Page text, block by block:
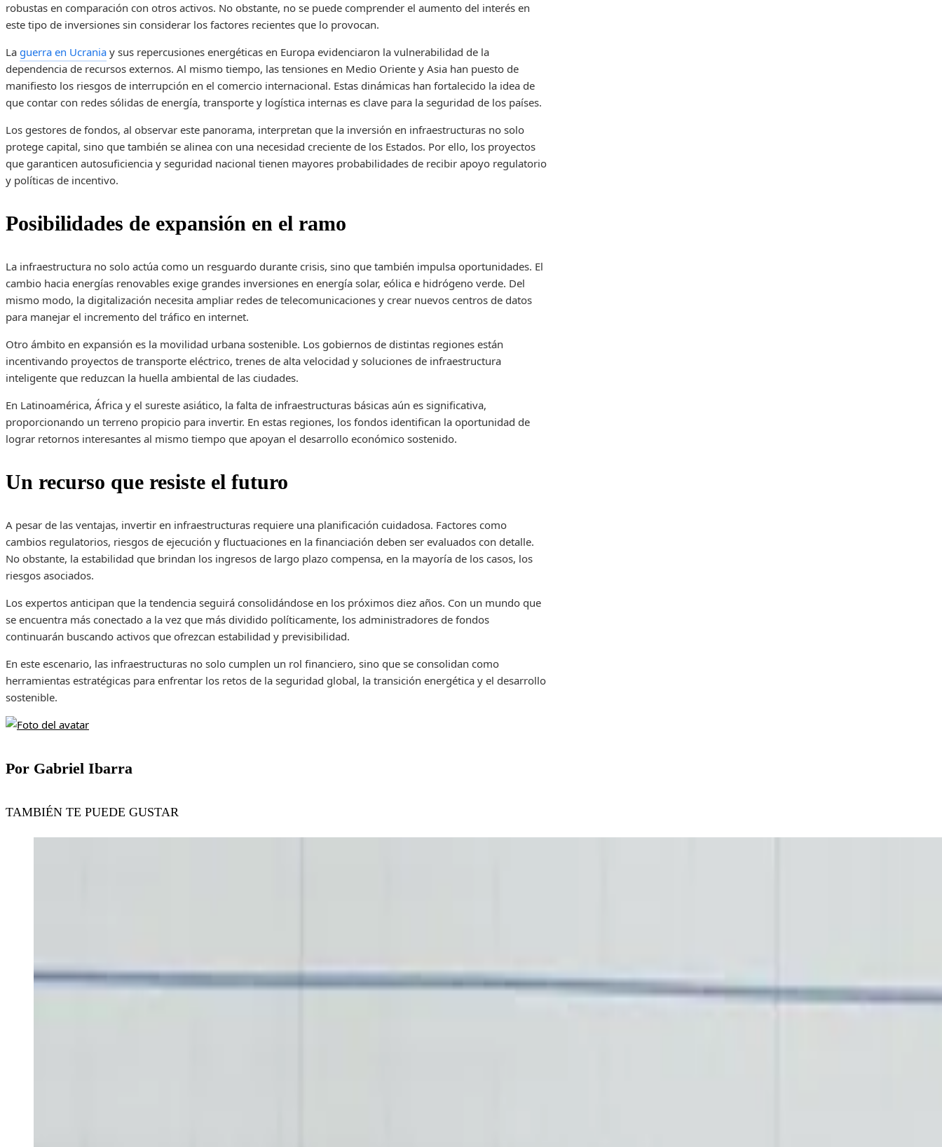
robustas en comparación con otros activos. No obstante, no se puede comprender el aumento del interés en
este tipo de inversiones sin considerar los factores recientes que lo provocan.
La guerra en Ucrania y sus repercusiones energéticas en Europa evidenciaron la vulnerabilidad de la
dependencia de recursos externos. Al mismo tiempo, las tensiones en Medio Oriente y Asia han puesto de
manifiesto los riesgos de interrupción en el comercio internacional. Estas dinámicas han fortalecido la idea de
que contar con redes sólidas de energía, transporte y logística internas es clave para la seguridad de los países.
Los gestores de fondos, al observar este panorama, interpretan que la inversión en infraestructuras no solo
protege capital, sino que también se alinea con una necesidad creciente de los Estados. Por ello, los proyectos
que garanticen autosuficiencia y seguridad nacional tienen mayores probabilidades de recibir apoyo regulatorio
y políticas de incentivo.
Posibilidades de expansión en el ramo
La infraestructura no solo actúa como un resguardo durante crisis, sino que también impulsa oportunidades. El
cambio hacia energías renovables exige grandes inversiones en energía solar, eólica e hidrógeno verde. Del
mismo modo, la digitalización necesita ampliar redes de telecomunicaciones y crear nuevos centros de datos
para manejar el incremento del tráfico en internet.
Otro ámbito en expansión es la movilidad urbana sostenible. Los gobiernos de distintas regiones están
incentivando proyectos de transporte eléctrico, trenes de alta velocidad y soluciones de infraestructura
inteligente que reduzcan la huella ambiental de las ciudades.
En Latinoamérica, África y el sureste asiático, la falta de infraestructuras básicas aún es significativa,
proporcionando un terreno propicio para invertir. En estas regiones, los fondos identifican la oportunidad de
lograr retornos interesantes al mismo tiempo que apoyan el desarrollo económico sostenido.
Un recurso que resiste el futuro
A pesar de las ventajas, invertir en infraestructuras requiere una planificación cuidadosa. Factores como
cambios regulatorios, riesgos de ejecución y fluctuaciones en la financiación deben ser evaluados con detalle.
No obstante, la estabilidad que brindan los ingresos de largo plazo compensa, en la mayoría de los casos, los
riesgos asociados.
Los expertos anticipan que la tendencia seguirá consolidándose en los próximos diez años. Con un mundo que
se encuentra más conectado a la vez que más dividido políticamente, los administradores de fondos
continuarán buscando activos que ofrezcan estabilidad y previsibilidad.
En este escenario, las infraestructuras no solo cumplen un rol financiero, sino que se consolidan como
herramientas estratégicas para enfrentar los retos de la seguridad global, la transición energética y el desarrollo
sostenible.
Por Gabriel Ibarra
TAMBIÉN TE PUEDE GUSTAR